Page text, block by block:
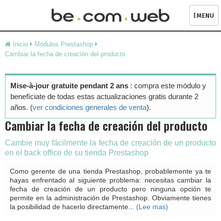
to
content
MENU
Inicio
Modulos Prestashop
Cambiar la fecha de creación del producto
Cambiar la fecha de creación del producto
Cambie muy fácilmente la fecha de creación de un producto
en el back office de su tienda Prestashop
Como gerente de una tienda Prestashop, probablemente ya te
hayas enfrentado al siguiente problema: necesitas cambiar la
fecha de creación de un producto pero ninguna opción te
permite en la administración de Prestashop. Obviamente tienes
la posibilidad de hacerlo directamente... (Lee mas)
Mise-à-jour gratuite pendant 2 ans : compra este módulo y
benefíciate de todas estas actualizaciones gratis durante 2
años. (ver condiciones generales de venta).